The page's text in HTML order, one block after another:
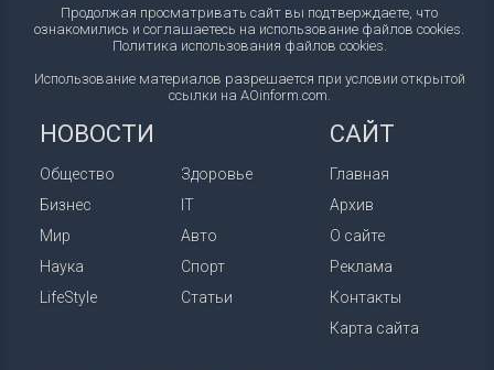
Продолжая просматривать сайт вы подтверждаете, что
ознакомились и соглашаетесь на использование файлов cookies.
Политика использования файлов cookies.
Использование материалов разрешается при условии открытой
ссылки на AOinform.com.
НОВОСТИ
Общество
Бизнес
Мир
Наука
LifeStyle
Здоровье
IT
Авто
Спорт
Статьи
САЙТ
Главная
Архив
О сайте
Реклама
Контакты
Карта сайта